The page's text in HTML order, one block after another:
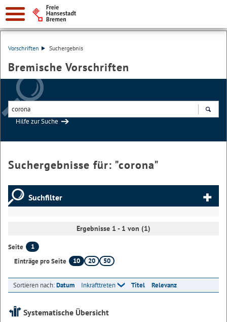
Vorschriften Suchergebnis
Bremische Vorschriften
Hilfe zur Suche
Suchergebnisse für: "corona"
Suchfilter
Ergebnisse 1 - 1 von (1)
Seite
1
Einträge pro Seite
10 20 50
Sortieren nach:Datum Inkrafttreten Titel Relevanz
Systematische Übersicht